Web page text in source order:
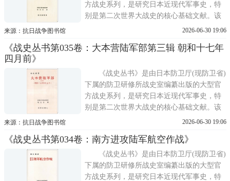
方战史系列，是研究日本近现代军事史，特
别是第二次世界大战史的核心基础文献。该
丛书的编纂工作始于1955年，正值日本战后
于系统整理与保存旧日军遗留的大量原始档
避免战争记忆散佚;同
来源：抗日战争图书馆 2026-06-30 19:06
《战史丛书第035卷：大本营陆军部第三辑 朝和十七年
四月前》
《战史丛书》是由日本防卫厅(现防卫省)
下属的防卫研修所战史室编纂出版的大型官
方战史系列，是研究日本近现代军事史，特
别是第二次世界大战史的核心基础文献。该
丛书的编纂工作始于1955年，正值日本战后
于系统整理与保存旧日军遗留的大量原始档
案，包括作战命令、电报、日志、报告等，
避免战争记忆散佚;同
来源：抗日战争图书馆 2026-06-30 19:06
《战史丛书第034卷：南方进攻陆军航空作战》
《战史丛书》是由日本防卫厅(现防卫省)
下属的防卫研修所战史室编纂出版的大型官
方战史系列，是研究日本近现代军事史，特